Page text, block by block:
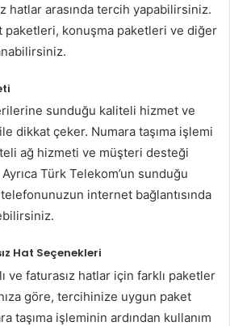
hatlar arasında tercih yapabilirsiniz.
paketleri, konuşma paketleri ve diğer
sunduğu kaliteli hizmet ve
dikkat çeker. Numara taşıma işlemi
ağ hizmeti ve müşteri desteği
Türk Telekom’un sunduğu
internet bağlantısında
Hat Seçenekleri
ve faturasız hatlar için farklı paketler
göre, tercihinize uygun paket
taşıma işleminin ardından kullanım